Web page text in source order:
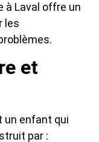
à Laval offre un
les
et
un enfant qui
par :